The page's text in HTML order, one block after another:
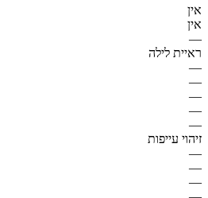
אין
אין
—
ראיית לילה
—
—
—
—
—
זיהוי עייפות
—
—
—